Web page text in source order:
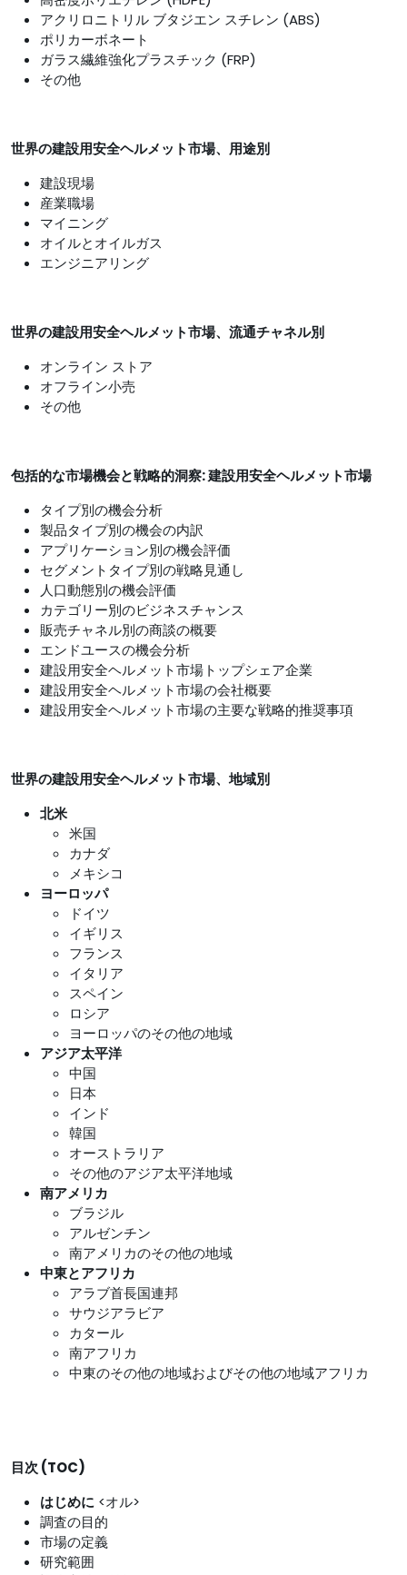
アクリロニトリル ブタジエン スチレン (ABS)
ポリカーボネート
ガラス繊維強化プラスチック (FRP)
その他
世界の建設用安全ヘルメット市場、用途別
建設現場
産業職場
マイニング
オイルとオイルガス
エンジニアリング
世界の建設用安全ヘルメット市場、流通チャネル別
オンライン ストア
オフライン小売
その他
包括的な市場機会と戦略的洞察: 建設用安全ヘルメット市場
タイプ別の機会分析
製品タイプ別の機会の内訳
アプリケーション別の機会評価
セグメントタイプ別の戦略見通し
人口動態別の機会評価
カテゴリー別のビジネスチャンス
販売チャネル別の商談の概要
エンドユースの機会分析
建設用安全ヘルメット市場トップシェア企業
建設用安全ヘルメット市場の会社概要
建設用安全ヘルメット市場の主要な戦略的推奨事項
世界の建設用安全ヘルメット市場、地域別
北米
米国
カナダ
メキシコ
ヨーロッパ
ドイツ
イギリス
フランス
イタリア
スペイン
ロシア
ヨーロッパのその他の地域
アジア太平洋
中国
日本
インド
韓国
オーストラリア
その他のアジア太平洋地域
南アメリカ
ブラジル
アルゼンチン
南アメリカのその他の地域
中東とアフリカ
アラブ首長国連邦
サウジアラビア
カタール
南アフリカ
中東のその他の地域およびその他の地域アフリカ
目次 (TOC)
はじめに <オル>
調査の目的
市場の定義
研究範囲